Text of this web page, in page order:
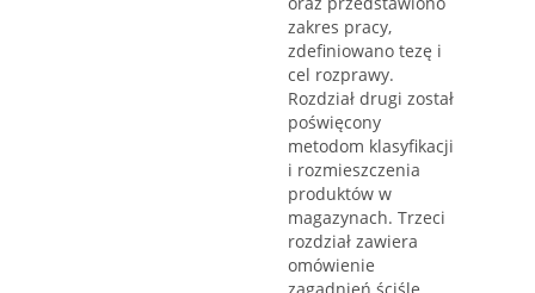
zakres pracy,
zdefiniowano tezę i
cel rozprawy.
Rozdział drugi został
poświęcony
metodom klasyfikacji
i rozmieszczenia
produktów w
magazynach. Trzeci
rozdział zawiera
omówienie